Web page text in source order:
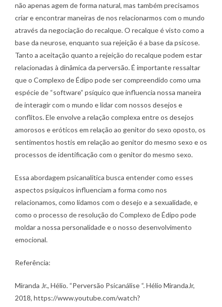
não apenas agem de forma natural, mas também precisamos
criar e encontrar maneiras de nos relacionarmos com o mundo
através da negociação do recalque. O recalque é visto como a
base da neurose, enquanto sua rejeição é a base da psicose.
Tanto a aceitação quanto a rejeição do recalque podem estar
relacionadas à dinâmica da perversão. É importante ressaltar
que o Complexo de Édipo pode ser compreendido como uma
espécie de “software” psíquico que influencia nossa maneira
de interagir com o mundo e lidar com nossos desejos e
conflitos. Ele envolve a relação complexa entre os desejos
amorosos e eróticos em relação ao genitor do sexo oposto, os
sentimentos hostis em relação ao genitor do mesmo sexo e os
processos de identificação com o genitor do mesmo sexo.
Essa abordagem psicanalítica busca entender como esses
aspectos psíquicos influenciam a forma como nos
relacionamos, como lidamos com o desejo e a sexualidade, e
como o processo de resolução do Complexo de Édipo pode
moldar a nossa personalidade e o nosso desenvolvimento
emocional.
Referência:
Miranda Jr., Hélio. “Perversão Psicanálise “. Hélio MirandaJr,
2018, https://www.youtube.com/watch?